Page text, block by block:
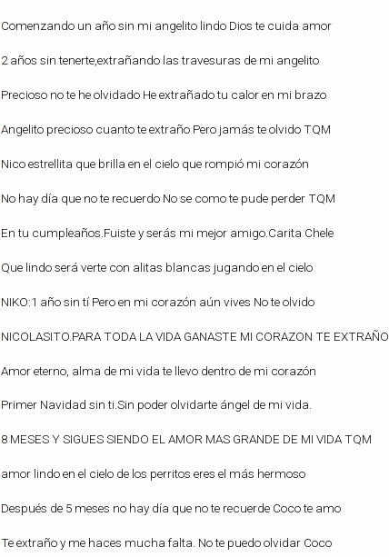
Comenzando un año sin mi angelito lindo Dios te cuida amor
2 años sin tenerte,extrañando las travesuras de mi angelito
Precioso no te he olvidado He extrañado tu calor en mi brazo
Angelito precioso cuanto te extraño Pero jamás te olvido TQM
Nico estrellita que brilla en el cielo que rompió mi corazón
No hay día que no te recuerdo No se como te pude perder TQM
En tu cumpleaños.Fuiste y serás mi mejor amigo.Carita Chele
Que lindo será verte con alitas blancas jugando en el cielo
NIKO:1 año sin tí Pero en mi corazón aún vives No te olvido
NICOLASITO.PARA TODA LA VIDA GANASTE MI CORAZON TE EXTRAÑO
Amor eterno, alma de mi vida te llevo dentro de mi corazón
Primer Navidad sin ti.Sin poder olvidarte ángel de mi vida.
8 MESES Y SIGUES SIENDO EL AMOR MAS GRANDE DE MI VIDA TQM
amor lindo en el cielo de los perritos eres el más hermoso
Después de 5 meses no hay día que no te recuerde Coco te amo
Te extraño y me haces mucha falta. No te puedo olvidar Coco